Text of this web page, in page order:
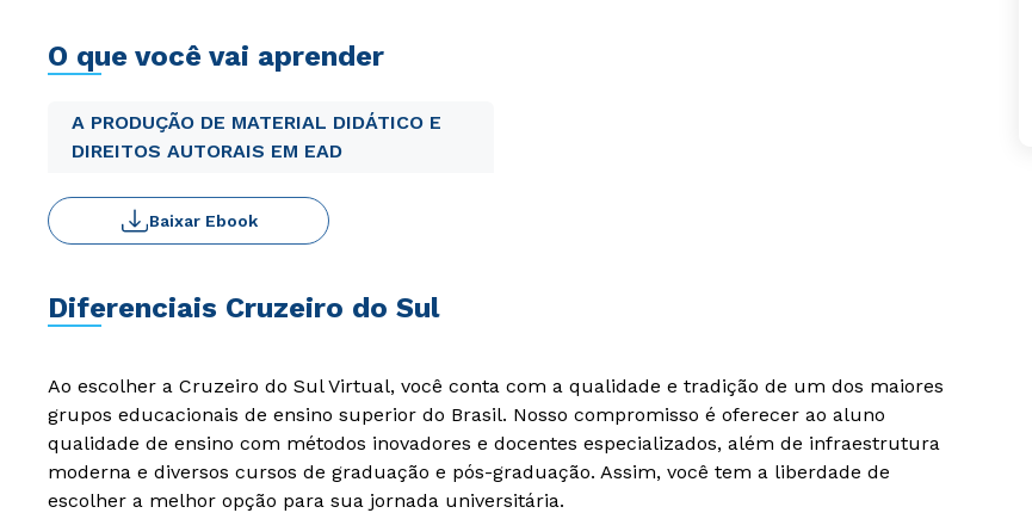
O que você vai aprender
A PRODUÇÃO DE MATERIAL DIDÁTICO E
DIREITOS AUTORAIS EM EAD
Baixar Ebook
Diferenciais Cruzeiro do Sul
Ao escolher a Cruzeiro do Sul Virtual, você conta com a qualidade e tradição de um dos maiores
grupos educacionais de ensino superior do Brasil. Nosso compromisso é oferecer ao aluno
qualidade de ensino com métodos inovadores e docentes especializados, além de infraestrutura
moderna e diversos cursos de graduação e pós-graduação. Assim, você tem a liberdade de
escolher a melhor opção para sua jornada universitária.